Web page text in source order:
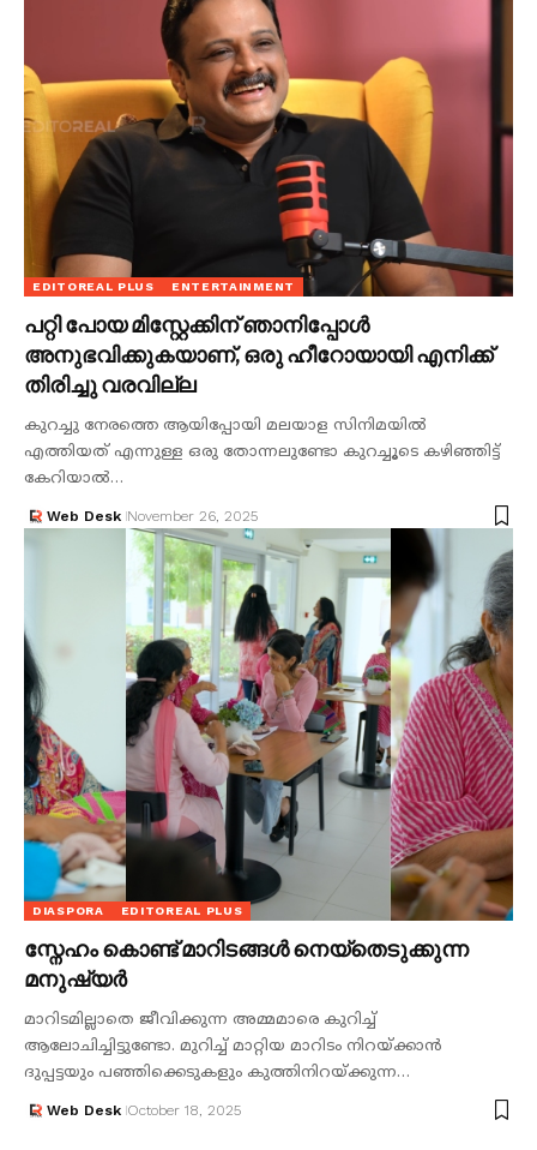
EDITOREAL PLUS ENTERTAINMENT
പറ്റി പോയ മിസ്റ്റേക്കിന് ഞാനിപ്പോൾ
അനുഭവിക്കുകയാണ്, ഒരു ഹീറോയായി എനിക്ക്
തിരിച്ചു വരവില്ല
കുറച്ചു നേരത്തെ ആയിപ്പോയി മലയാള സിനിമയിൽ
എത്തിയത് എന്നുള്ള ഒരു തോന്നലുണ്ടോ കുറച്ചൂടെ കഴിഞ്ഞിട്ട്
കേറിയാൽ…
Web Desk November 26, 2025
DIASPORA EDITOREAL PLUS
സ്നേഹം കൊണ്ട് മാറിടങ്ങൾ നെയ്തെടുക്കുന്ന
മനുഷ്യർ
മാറിടമില്ലാതെ ജീവിക്കുന്ന അമ്മമാരെ കുറിച്ച്
ആലോചിച്ചിട്ടുണ്ടോ. മുറിച്ച് മാറ്റിയ മാറിടം നിറയ്ക്കാൻ
ദുപ്പട്ടയും പഞ്ഞിക്കെടുകളും കുത്തിനിറയ്ക്കുന്ന…
Web Desk October 18, 2025